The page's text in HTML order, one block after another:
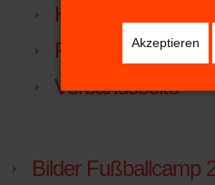
Kurzanleitung
Regeln (pdf)
Verbandsseite
Bilder Fußballcamp
Akzeptieren